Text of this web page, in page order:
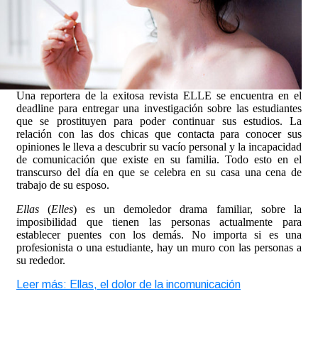
Una reportera de la exitosa revista ELLE se encuentra en el
deadline para entregar una investigación sobre las estudiantes
que se prostituyen para poder continuar sus estudios. La
relación con las dos chicas que contacta para conocer sus
opiniones le lleva a descubrir su vacío personal y la incapacidad
de comunicación que existe en su familia. Todo esto en el
transcurso del día en que se celebra en su casa una cena de
trabajo de su esposo.
Ellas(Elles) es un demoledor drama familiar, sobre la
imposibilidad que tienen las personas actualmente para
establecer puentes con los demás. No importa si es una
profesionista o una estudiante, hay un muro con las personas a
su rededor.
Leer más: Ellas, el dolor de la incomunicación